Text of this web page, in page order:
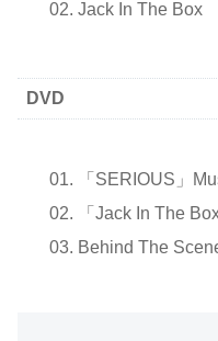
Jack In The Box
DVD
「SERIOUS」
「Jack In The
Behind The